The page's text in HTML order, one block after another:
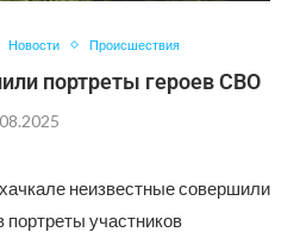
Новости Происшествия
портреты героев СВО
неизвестные совершили
портреты участников